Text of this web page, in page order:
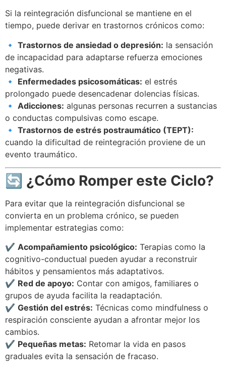
Si la reintegración disfuncional se mantiene en el
tiempo, puede derivar en trastornos crónicos como:
🔹 Trastornos de ansiedad o depresión: la sensación
de incapacidad para adaptarse refuerza emociones
negativas.
🔹 Enfermedades psicosomáticas: el estrés
prolongado puede desencadenar dolencias físicas.
🔹 Adicciones: algunas personas recurren a sustancias
o conductas compulsivas como escape.
🔹 Trastornos de estrés postraumático (TEPT):
cuando la dificultad de reintegración proviene de un
evento traumático.
🔄 ¿Cómo Romper este Ciclo?
Para evitar que la reintegración disfuncional se
convierta en un problema crónico, se pueden
implementar estrategias como:
✔ Acompañamiento psicológico: Terapias como la
cognitivo-conductual pueden ayudar a reconstruir
hábitos y pensamientos más adaptativos.
✔ Red de apoyo: Contar con amigos, familiares o
grupos de ayuda facilita la readaptación.
✔ Gestión del estrés: Técnicas como mindfulness o
respiración consciente ayudan a afrontar mejor los
cambios.
✔ Pequeñas metas: Retomar la vida en pasos
graduales evita la sensación de fracaso.